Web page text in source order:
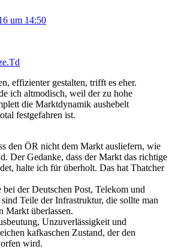
um 14:50
effizienter gestalten, trifft es eher.
ich altmodisch, weil der zu hohe
die Marktdynamik aushebelt
festgefahren ist.
den ÖR nicht dem Markt ausliefern, wie
Der Gedanke, dass der Markt das richtige
halte ich für überholt. Das hat Thatcher
der Deutschen Post, Telekom und
Teile der Infrastruktur, die sollte man
Markt überlassen.
Unzuverlässigkeit und
kafkaschen Zustand, der den
wird.